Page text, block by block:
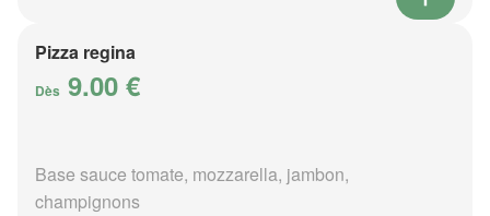
Pizza regina
Dès 9.00 €
Base sauce tomate, mozzarella, jambon,
champignons